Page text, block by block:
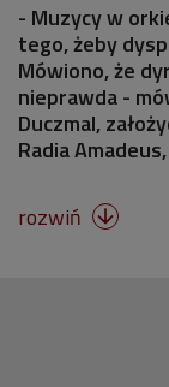
- Muzycy w
tego, żeby
Mówiono, że
nieprawda -
Duczmal,
Radia
rozwiń 